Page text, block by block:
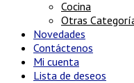
Cocina
Otras
Novedades
Contáctenos
Mi cuenta
Lista de deseos